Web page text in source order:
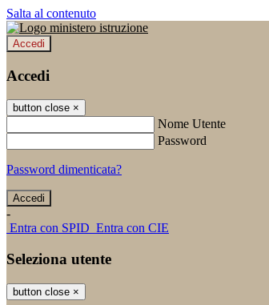
Salta al contenuto
Accedi
Accedi
button close ×
Nome Utente
Password
Password dimenticata?
-
Entra con SPID Entra con CIE
Seleziona utente
button close ×